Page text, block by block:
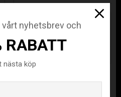
15 st i lager
vårt nyhetsbrev och
RABATT
nästa köp